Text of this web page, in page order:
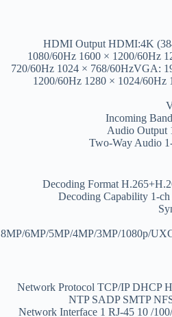
HDMI Output HDMI:4K
1080/60Hz 1600 × 1200/60Hz
720/60Hz 1024 × 768/60HzVGA:
1200/60Hz 1280 × 1024/60Hz
Incoming
Audio Output
Two-Way Audio
Decoding Format
Decoding Capability 1-
8MP/6MP/5MP/4MP/3MP/1080p/
Network Protocol TCP/IP DHCP
NTP SADP SMTP
Network Interface 1 RJ-45 10 /